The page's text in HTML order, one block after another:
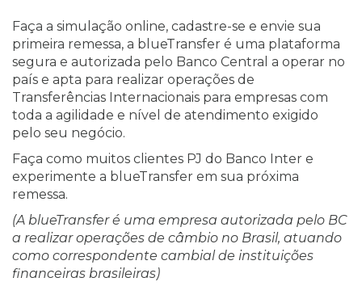
Faça a simulação online, cadastre-se e envie sua
primeira remessa, a blueTransfer é uma plataforma
segura e autorizada pelo Banco Central a operar no
país e apta para realizar operações de
Transferências Internacionais para empresas com
toda a agilidade e nível de atendimento exigido
pelo seu negócio.
Faça como muitos clientes PJ do Banco Inter e
experimente a blueTransfer em sua próxima
remessa.
(A blueTransfer é uma empresa autorizada pelo BC
a realizar operações de câmbio no Brasil, atuando
como correspondente cambial de instituições
financeiras brasileiras)